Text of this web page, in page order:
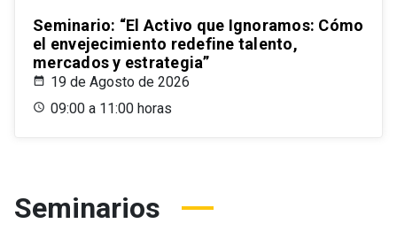
Seminario: “El Activo que Ignoramos: Cómo
el envejecimiento redefine talento,
mercados y estrategia”
19 de Agosto de 2026
09:00 a 11:00 horas
Seminarios